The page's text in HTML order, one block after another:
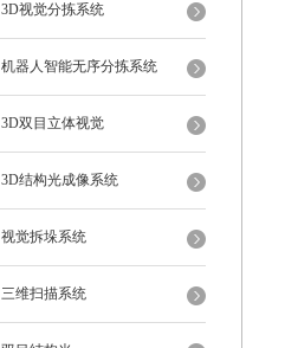
3D视觉分拣系统
机器人智能无序分拣系统
3D双目立体视觉
3D结构光成像系统
视觉拆垛系统
三维扫描系统